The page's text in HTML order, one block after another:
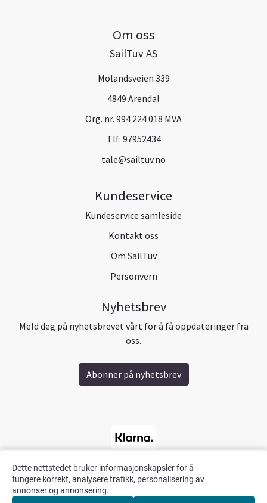
Dette nettstedet bruker informasjonskapsler for å
fungere korrekt, analysere trafikk, personalisering av
annonser og annonsering.
Om oss
SailTuv AS
Molandsveien 339
4849 Arendal
Org. nr. 994 224 018 MVA
Tlf: 97952434
tale@sailtuv.no
Kundeservice
Kundeservice samleside
Kontakt oss
Om SailTuv
Personvern
Nyhetsbrev
Meld deg på nyhetsbrevet vårt for å få oppdateringer fra
oss.
Abonner på nyhetsbrev